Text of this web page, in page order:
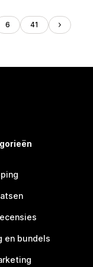
6 41
en bundels